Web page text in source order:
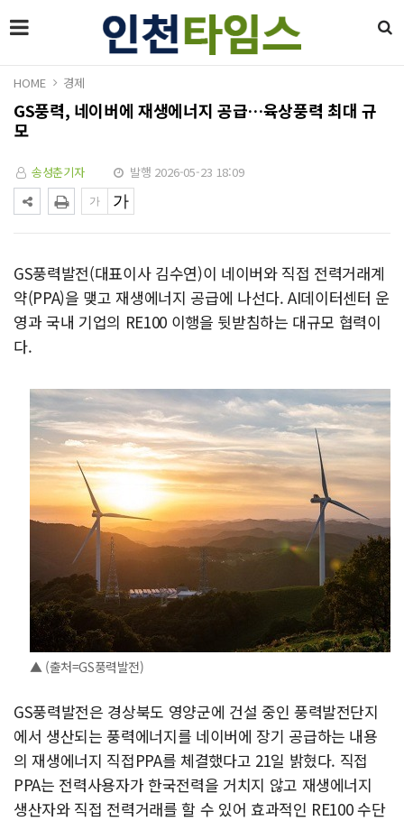
HOME 경제
GS풍력, 네이버에 재생에너지 공급…육상풍력 최대 규
모
송성춘기자 발행 2026-05-23 18:09
GS풍력발전(대표이사 김수연)이 네이버와 직접 전력거래계
약(PPA)을 맺고 재생에너지 공급에 나선다. AI데이터센터 운
영과 국내 기업의 RE100 이행을 뒷받침하는 대규모 협력이
다.
▲ (출처=GS풍력발전)
GS풍력발전은 경상북도 영양군에 건설 중인 풍력발전단지
에서 생산되는 풍력에너지를 네이버에 장기 공급하는 내용
의 재생에너지 직접PPA를 체결했다고 21일 밝혔다. 직접
PPA는 전력사용자가 한국전력을 거치지 않고 재생에너지
생산자와 직접 전력거래를 할 수 있어 효과적인 RE100 수단